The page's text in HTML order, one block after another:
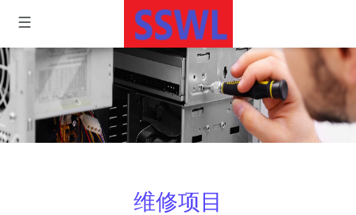
维修项目